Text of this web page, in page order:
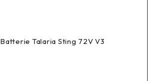
Batterie Talaria Sting 72V V3